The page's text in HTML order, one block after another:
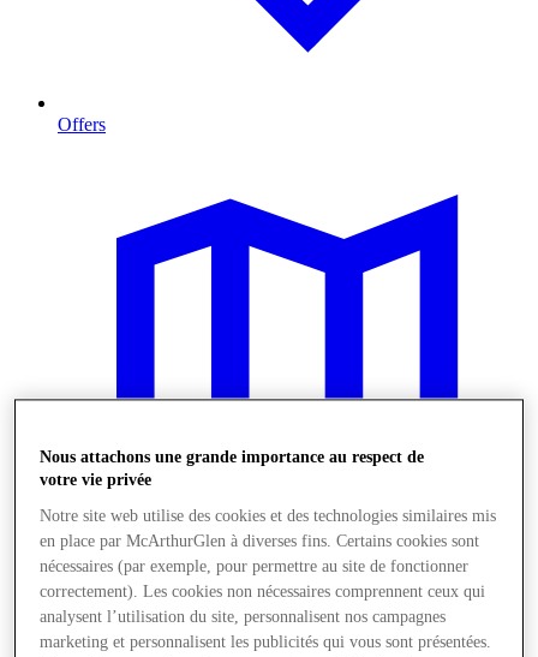
Offers
Visit
Nous attachons une grande importance au respect de
votre vie privée
Notre site web utilise des cookies et des technologies similaires mis
en place par McArthurGlen à diverses fins. Certains cookies sont
nécessaires (par exemple, pour permettre au site de fonctionner
correctement). Les cookies non nécessaires comprennent ceux qui
analysent l’utilisation du site, personnalisent nos campagnes
marketing et personnalisent les publicités qui vous sont présentées.